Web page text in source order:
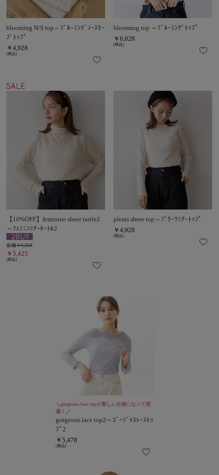
blooming N/S top～ﾌﾞﾙｰﾐﾝｸﾞﾉｰｽﾘｰ
ﾌﾞﾄｯﾌﾟ
￥4,928
(税込)
blooming top ～ﾌﾞﾙｰﾐﾝｸﾞﾄｯﾌﾟ
￥6,028
(税込)
【10%OFF】feminine sheer turtle2
～ﾌｪﾐﾆﾝｼｱｰﾀｰﾄﾙ2
定価￥6,028
￥5,425
(税込)
pleats sheer top～ﾌﾟﾘｰﾂｼｱｰﾄｯﾌﾟ
￥4,928
(税込)
＼gorgeous lace topが新しい仕様になって登
場！／
gorgeous lace top2～ｺﾞｰｼﾞｬｽﾚｰｽﾄｯ
ﾌﾟ2
￥5,478
(税込)